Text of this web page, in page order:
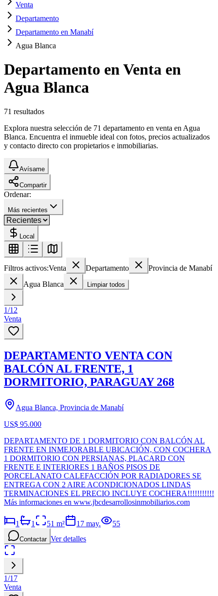
Venta
Departamento
Departamento en Manabí
Agua Blanca
Departamento en Venta en
Agua Blanca
71 resultados
Explora nuestra selección de 71 departamento en venta en Agua
Blanca. Encuentra el inmueble ideal con fotos, precios actualizados
y contacto directo con propietarios e inmobiliarias.
Avísame
Compartir
Ordenar:
Más recientes
Local
Filtros activos:Venta Departamento
Provincia de Manabí
Agua Blanca
Limpiar todos
1/12
Venta
DEPARTAMENTO VENTA CON
BALCÓN AL FRENTE, 1
DORMITORIO, PARAGUAY 268
Agua Blanca, Provincia de Manabí
US$ 95.000
DEPARTAMENTO DE 1 DORMITORIO CON BALCÓN AL
FRENTE EN INMEJORABLE UBICACIÓN, CON COCHERA
1 DORMITORIO CON PERSIANAS, PLACARD CON
FRENTE E INTERIORES 1 BAÑOS PISOS DE
PORCELANATO CALEFACCIÓN POR RADIADORES SE
ENTREGA CON 2 AIRE ACONDICIONADOS LINDAS
TERMINACIONES EL PRECIO INCLUYE COCHERA!!!!!!!!!!!
Más informaciones en www.jbcdesarrollosinmobiliarios.com
1 1 51 m² 17 may. 55
Contactar Ver detalles
1/17
Venta